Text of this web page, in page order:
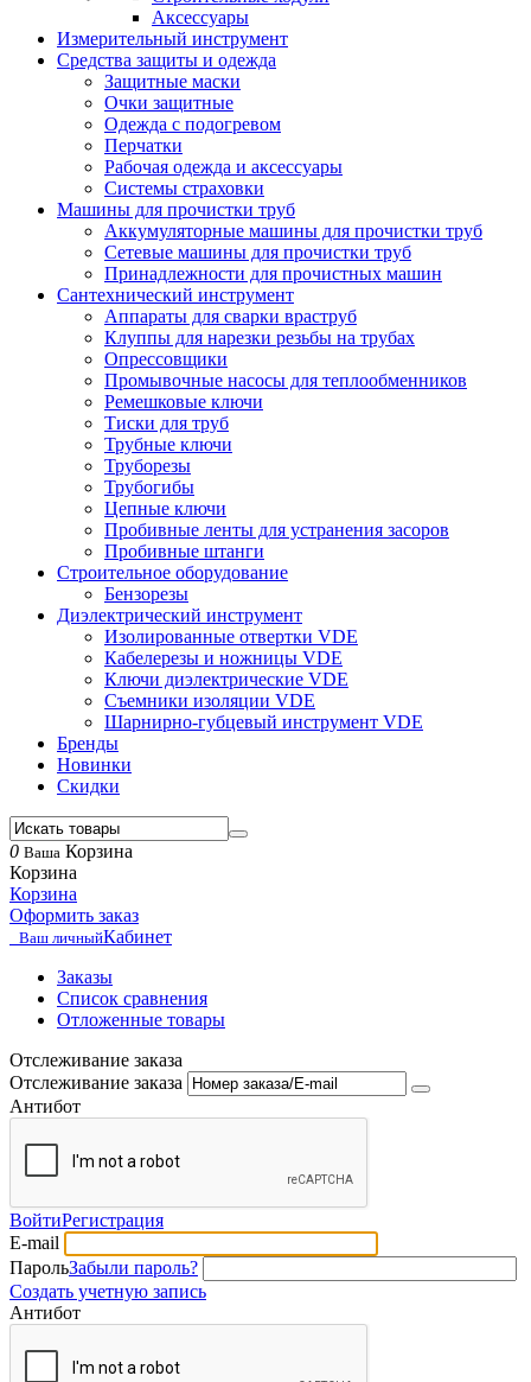
Аксессуары
Измерительный инструмент
Средства защиты и одежда
Защитные маски
Очки защитные
Одежда с подогревом
Перчатки
Рабочая одежда и аксессуары
Системы страховки
Машины для прочистки труб
Аккумуляторные машины для прочистки труб
Сетевые машины для прочистки труб
Принадлежности для прочистных машин
Сантехнический инструмент
Аппараты для сварки враструб
Клуппы для нарезки резьбы на трубах
Опрессовщики
Промывочные насосы для теплообменников
Ремешковые ключи
Тиски для труб
Трубные ключи
Труборезы
Трубогибы
Цепные ключи
Пробивные ленты для устранения засоров
Пробивные штанги
Строительное оборудование
Бензорезы
Диэлектрический инструмент
Изолированные отвертки VDE
Кабелерезы и ножницы VDE
Ключи диэлектрические VDE
Съемники изоляции VDE
Шарнирно-губцевый инструмент VDE
Бренды
Новинки
Скидки
0 Ваша Корзина
Корзина
Корзина
Оформить заказ
Ваш личныйКабинет
Заказы
Список сравнения
Отложенные товары
Отслеживание заказа
Отслеживание заказа
Антибот
ВойтиРегистрация
E-mail
ПарольЗабыли пароль?
Создать учетную запись
Антибот